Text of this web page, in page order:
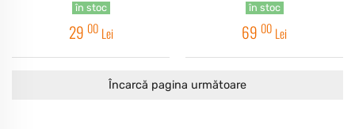
în stoc
29 00 Lei
în stoc
69 00 Lei
Încarcă pagina următoare